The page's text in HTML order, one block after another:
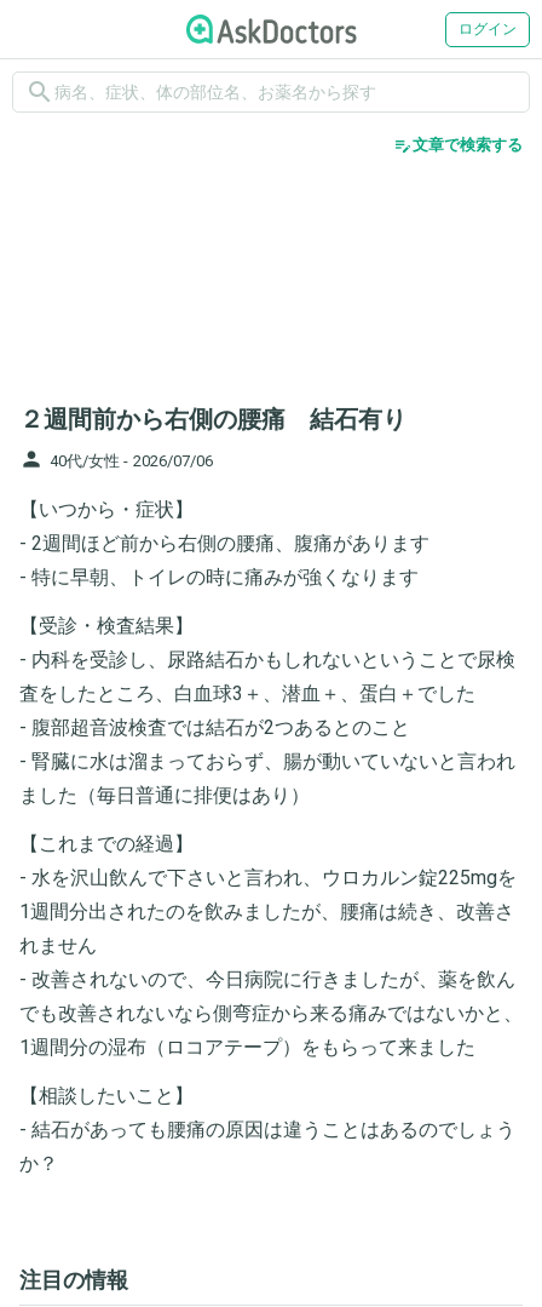
ログイン
search
edit_note文章で検索する
２週間前から右側の腰痛 結石有り
person 40代/女性 - 2026/07/06
【いつから・症状】
- 2週間ほど前から右側の腰痛、腹痛があります
- 特に早朝、トイレの時に痛みが強くなります
【受診・検査結果】
- 内科を受診し、尿路結石かもしれないということで尿検
査をしたところ、白血球3＋、潜血＋、蛋白＋でした
- 腹部超音波検査では結石が2つあるとのこと
- 腎臓に水は溜まっておらず、腸が動いていないと言われ
ました（毎日普通に排便はあり）
【これまでの経過】
- 水を沢山飲んで下さいと言われ、ウロカルン錠225mgを
1週間分出されたのを飲みましたが、腰痛は続き、改善さ
れません
- 改善されないので、今日病院に行きましたが、薬を飲ん
でも改善されないなら側弯症から来る痛みではないかと、
1週間分の湿布（ロコアテープ）をもらって来ました
【相談したいこと】
- 結石があっても腰痛の原因は違うことはあるのでしょう
か？
注目の情報